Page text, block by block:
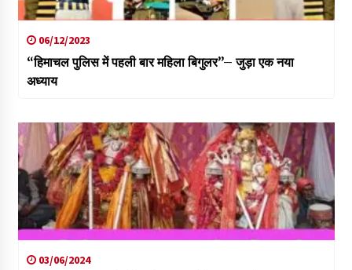
06/12/2023
“हिमाचल पुलिस में पहली बार महिला बिगुलर”– जुड़ा एक नया
अध्याय
03/06/2024